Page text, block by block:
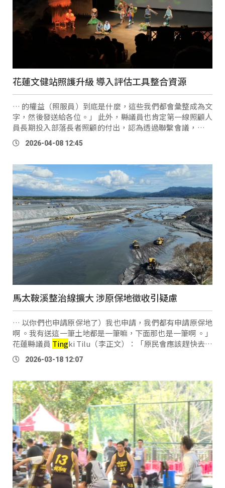
花蓮文健站照護升級 導入評估工具整合資源
… 的權益（照服員）到底是什麼，這些我們都會彙整成為文
字，然後發送給各位。」 此外，縣議員也肯定第一線照顧人
員長期投入部落長者照顧的付出，認為透過聯繫會議，不僅
凝聚共識，也讓各站提出實際困難，協助縣府即時回應。 花
蓮縣議員 Tingki Tilu(李正文)
2026-04-08 12:45
馬太鞍溪整治線擴大 涉原保地徵收引疑慮
… 以你們也申請原保地了）我也申請，我們都有申請原保地
啊 。我有送這一筆土地都是一筆嘛，下面那也是一筆啊 。」
花蓮縣議員 Tingki Tilu（李正文）：「原民會應該趕快去責
成處理這塊的事情，為什麼？因為其他的私有地都有補償，
就只有原住民保留地其中，針對 …
2026-03-18 12:07